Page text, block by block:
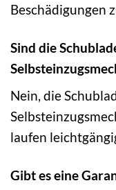
Beschädigungen
Sind die
Nein, die
laufen
Gibt es eine